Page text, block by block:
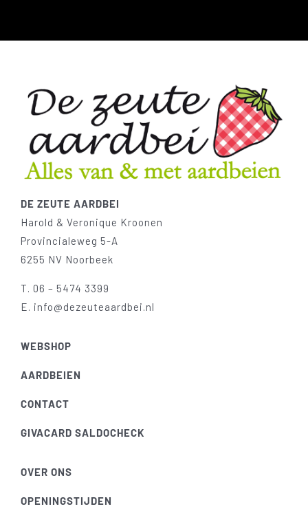
DE ZEUTE AARDBEI
Harold & Veronique Kroonen
Provincialeweg 5-A
6255 NV Noorbeek
T. 06 – 5474 3399
E. info@dezeuteaardbei.nl
WEBSHOP
AARDBEIEN
CONTACT
GIVACARD SALDOCHECK
OVER ONS
OPENINGSTIJDEN